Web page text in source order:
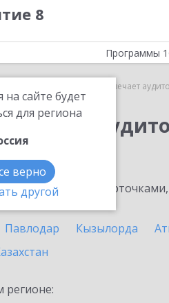
8
сайте будет
для региона
верно
другой
Программы
Отвечает
Павлодар Кызылорда